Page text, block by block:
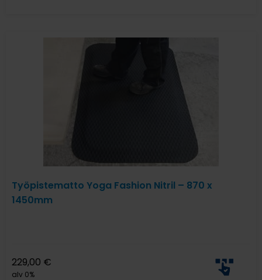
Työpistematto Yoga Fashion Nitril – 870 x
1450mm
229,00 €
alv 0%